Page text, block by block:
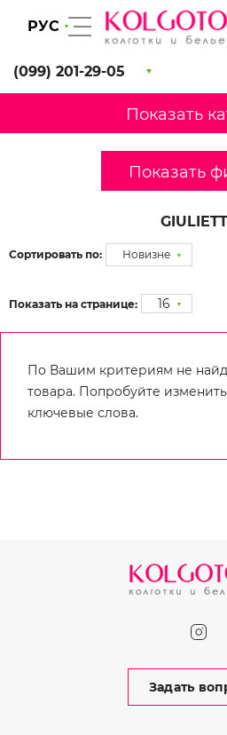
РУС
(099) 201-29-05
Показать
Показать
Сортировать по: Новизне
Показать на странице: 16
По Вашим критериям не
товара. Попробуйте
ключевые слова.
Задать